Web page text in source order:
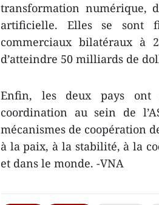
transformation numérique,
artificielle. Elles se sont
commerciaux bilatéraux à
d’atteindre 50 milliards de
Enfin, les deux pays
coordination au sein de
mécanismes de coopération
à la paix, à la stabilité, à la
et dans le monde. -VNA